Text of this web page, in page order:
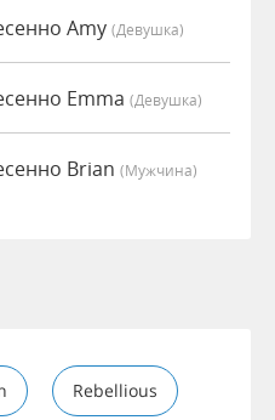
Amy (девушка)
Emma (девушка)
Brian (мужчина)
Rebellious